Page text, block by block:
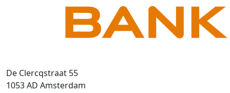
De Clercqstraat 55
1053 AD Amsterdam